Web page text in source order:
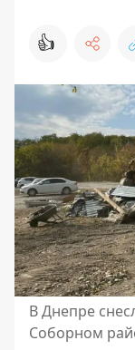
👍
В Днепре
Соборном